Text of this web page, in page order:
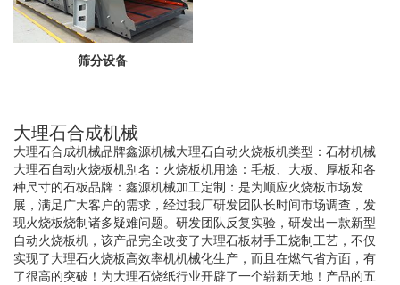
筛分设备
大理石合成机械
大理石合成机械品牌鑫源机械大理石自动火烧板机类型：石材机械
大理石自动火烧板机别名：火烧板机用途：毛板、大板、厚板和各
种尺寸的石板品牌：鑫源机械加工定制：是为顺应火烧板市场发
展，满足广大客户的需求，经过我厂研发团队长时间市场调查，发
现火烧板烧制诸多疑难问题。研发团队反复实验，研发出一款新型
自动火烧板机，该产品完全改变了大理石板材手工烧制工艺，不仅
实现了大理石火烧板高效率机机械化生产，而且在燃气省方面，有
了很高的突破！为大理石烧纸行业开辟了一个崭新天地！产品的五